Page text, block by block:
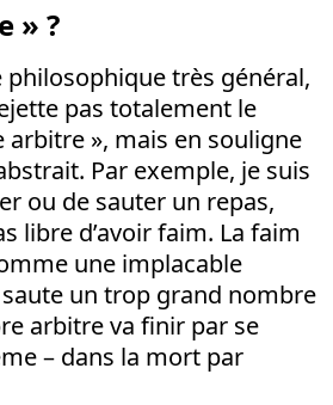
» ?
philosophique très général,
pas totalement le
arbitre », mais en souligne
Par exemple, je suis
ou de sauter un repas,
libre d’avoir faim. La faim
une implacable
saute un trop grand nombre
arbitre va finir par se
– dans la mort par